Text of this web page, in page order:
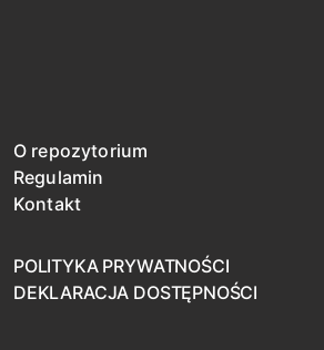
O repozytorium
Regulamin
Kontakt
POLITYKA PRYWATNOŚCI
DEKLARACJA DOSTĘPNOŚCI